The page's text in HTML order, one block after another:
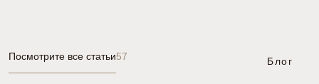
Блог
Посмотрите все статьи57